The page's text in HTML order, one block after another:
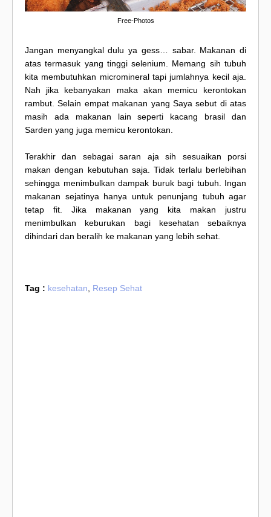
Free-Photos
Jangan menyangkal dulu ya gess… sabar. Makanan di
atas termasuk yang tinggi selenium. Memang sih tubuh
kita membutuhkan micromineral tapi jumlahnya kecil aja.
Nah jika kebanyakan maka akan memicu kerontokan
rambut. Selain empat makanan yang Saya sebut di atas
masih ada makanan lain seperti kacang brasil dan
Sarden yang juga memicu kerontokan.
Terakhir dan sebagai saran aja sih sesuaikan porsi
makan dengan kebutuhan saja. Tidak terlalu berlebihan
sehingga menimbulkan dampak buruk bagi tubuh. Ingan
makanan sejatinya hanya untuk penunjang tubuh agar
tetap fit. Jika makanan yang kita makan justru
menimbulkan keburukan bagi kesehatan sebaiknya
dihindari dan beralih ke makanan yang lebih sehat.
Tag : kesehatan Resep Sehat